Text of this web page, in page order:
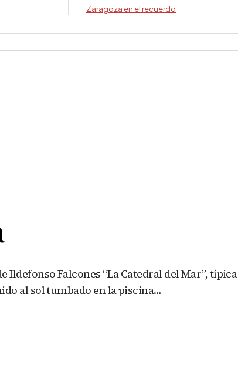
Zaragoza en el recuerdo
Ildefonso Falcones “La Catedral del Mar”, típica
al sol tumbado en la piscina…